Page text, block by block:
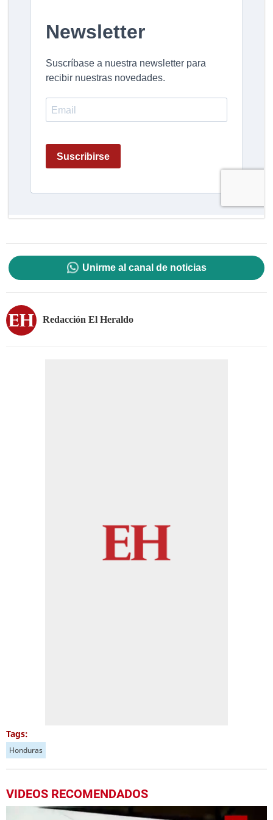
Unirme al canal de noticias
Redacción El Heraldo
Tags:
Honduras
VIDEOS RECOMENDADOS